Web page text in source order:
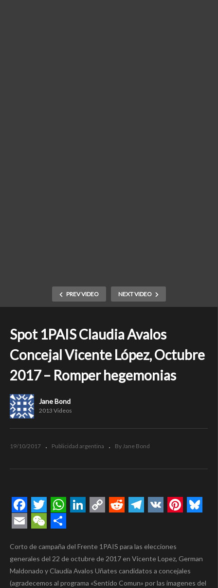
PREV VIDEO NEXT VIDEO
Spot 1PAIS Claudia Avalos
Concejal Vicente López, Octubre
2017 – Romper hegemonias
Jane Bond
2013 Videos
19/10/2017 Publicidad argentina By Jane Bond
Facebook
TwitterWhatsApp
Corto de campaña del Frente 1PAIS para las elecciones
generales del 22 de octubre de 2017 en Vicente Lopez, German
Maldonado y Claudia Avalos Uñates candidatos a concejales
(agradecemos al programa «Sentido Comun» por las imagenes del